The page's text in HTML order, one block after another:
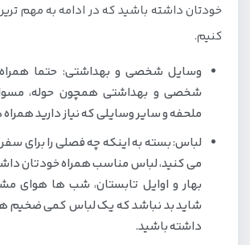
خودتان داشته باشید که در ادامه به مهم
کنیم.
وسایل شخصی و بهداشتی: حتما
شخصی و بهداشتی همچون حوله،
ملحفه و سایر وسایلی که نیاز دارید
لباس: بسته به اینکه چه فصلی را برای
می کنید، لباس مناسب همراه خودتان
بهار و اوایل تابستان، شب ها هوای
شاید بد نباشد که یک لباس کمی ضخیم
داشته باشید.